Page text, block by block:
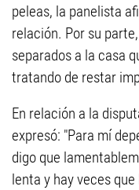
peleas, la panelista
relación. Por su
separados a la casa
tratando de restar
En relación a la
expresó: "Para mí
digo que
lenta y hay veces